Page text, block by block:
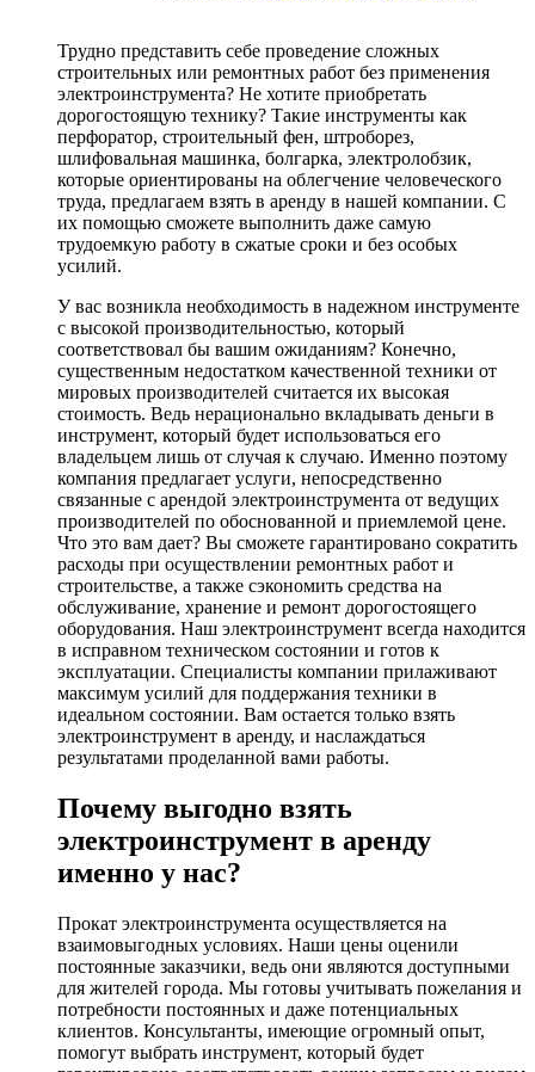
Трудно представить себе проведение сложных
строительных или ремонтных работ без применения
электроинструмента? Не хотите приобретать
дорогостоящую технику? Такие инструменты как
перфоратор, строительный фен, штроборез,
шлифовальная машинка, болгарка, электролобзик,
которые ориентированы на облегчение человеческого
труда, предлагаем взять в аренду в нашей компании. С
их помощью сможете выполнить даже самую
трудоемкую работу в сжатые сроки и без особых
усилий.
У вас возникла необходимость в надежном инструменте
с высокой производительностью, который
соответствовал бы вашим ожиданиям? Конечно,
существенным недостатком качественной техники от
мировых производителей считается их высокая
стоимость. Ведь нерационально вкладывать деньги в
инструмент, который будет использоваться его
владельцем лишь от случая к случаю. Именно поэтому
компания предлагает услуги, непосредственно
связанные с арендой электроинструмента от ведущих
производителей по обоснованной и приемлемой цене.
Что это вам дает? Вы сможете гарантировано сократить
расходы при осуществлении ремонтных работ и
строительстве, а также сэкономить средства на
обслуживание, хранение и ремонт дорогостоящего
оборудования. Наш электроинструмент всегда находится
в исправном техническом состоянии и готов к
эксплуатации. Специалисты компании прилаживают
максимум усилий для поддержания техники в
идеальном состоянии. Вам остается только взять
электроинструмент в аренду, и наслаждаться
результатами проделанной вами работы.
Почему выгодно взять
электроинструмент в аренду
именно у нас?
Прокат электроинструмента осуществляется на
взаимовыгодных условиях. Наши цены оценили
постоянные заказчики, ведь они являются доступными
для жителей города. Мы готовы учитывать пожелания и
потребности постоянных и даже потенциальных
клиентов. Консультанты, имеющие огромный опыт,
помогут выбрать инструмент, который будет